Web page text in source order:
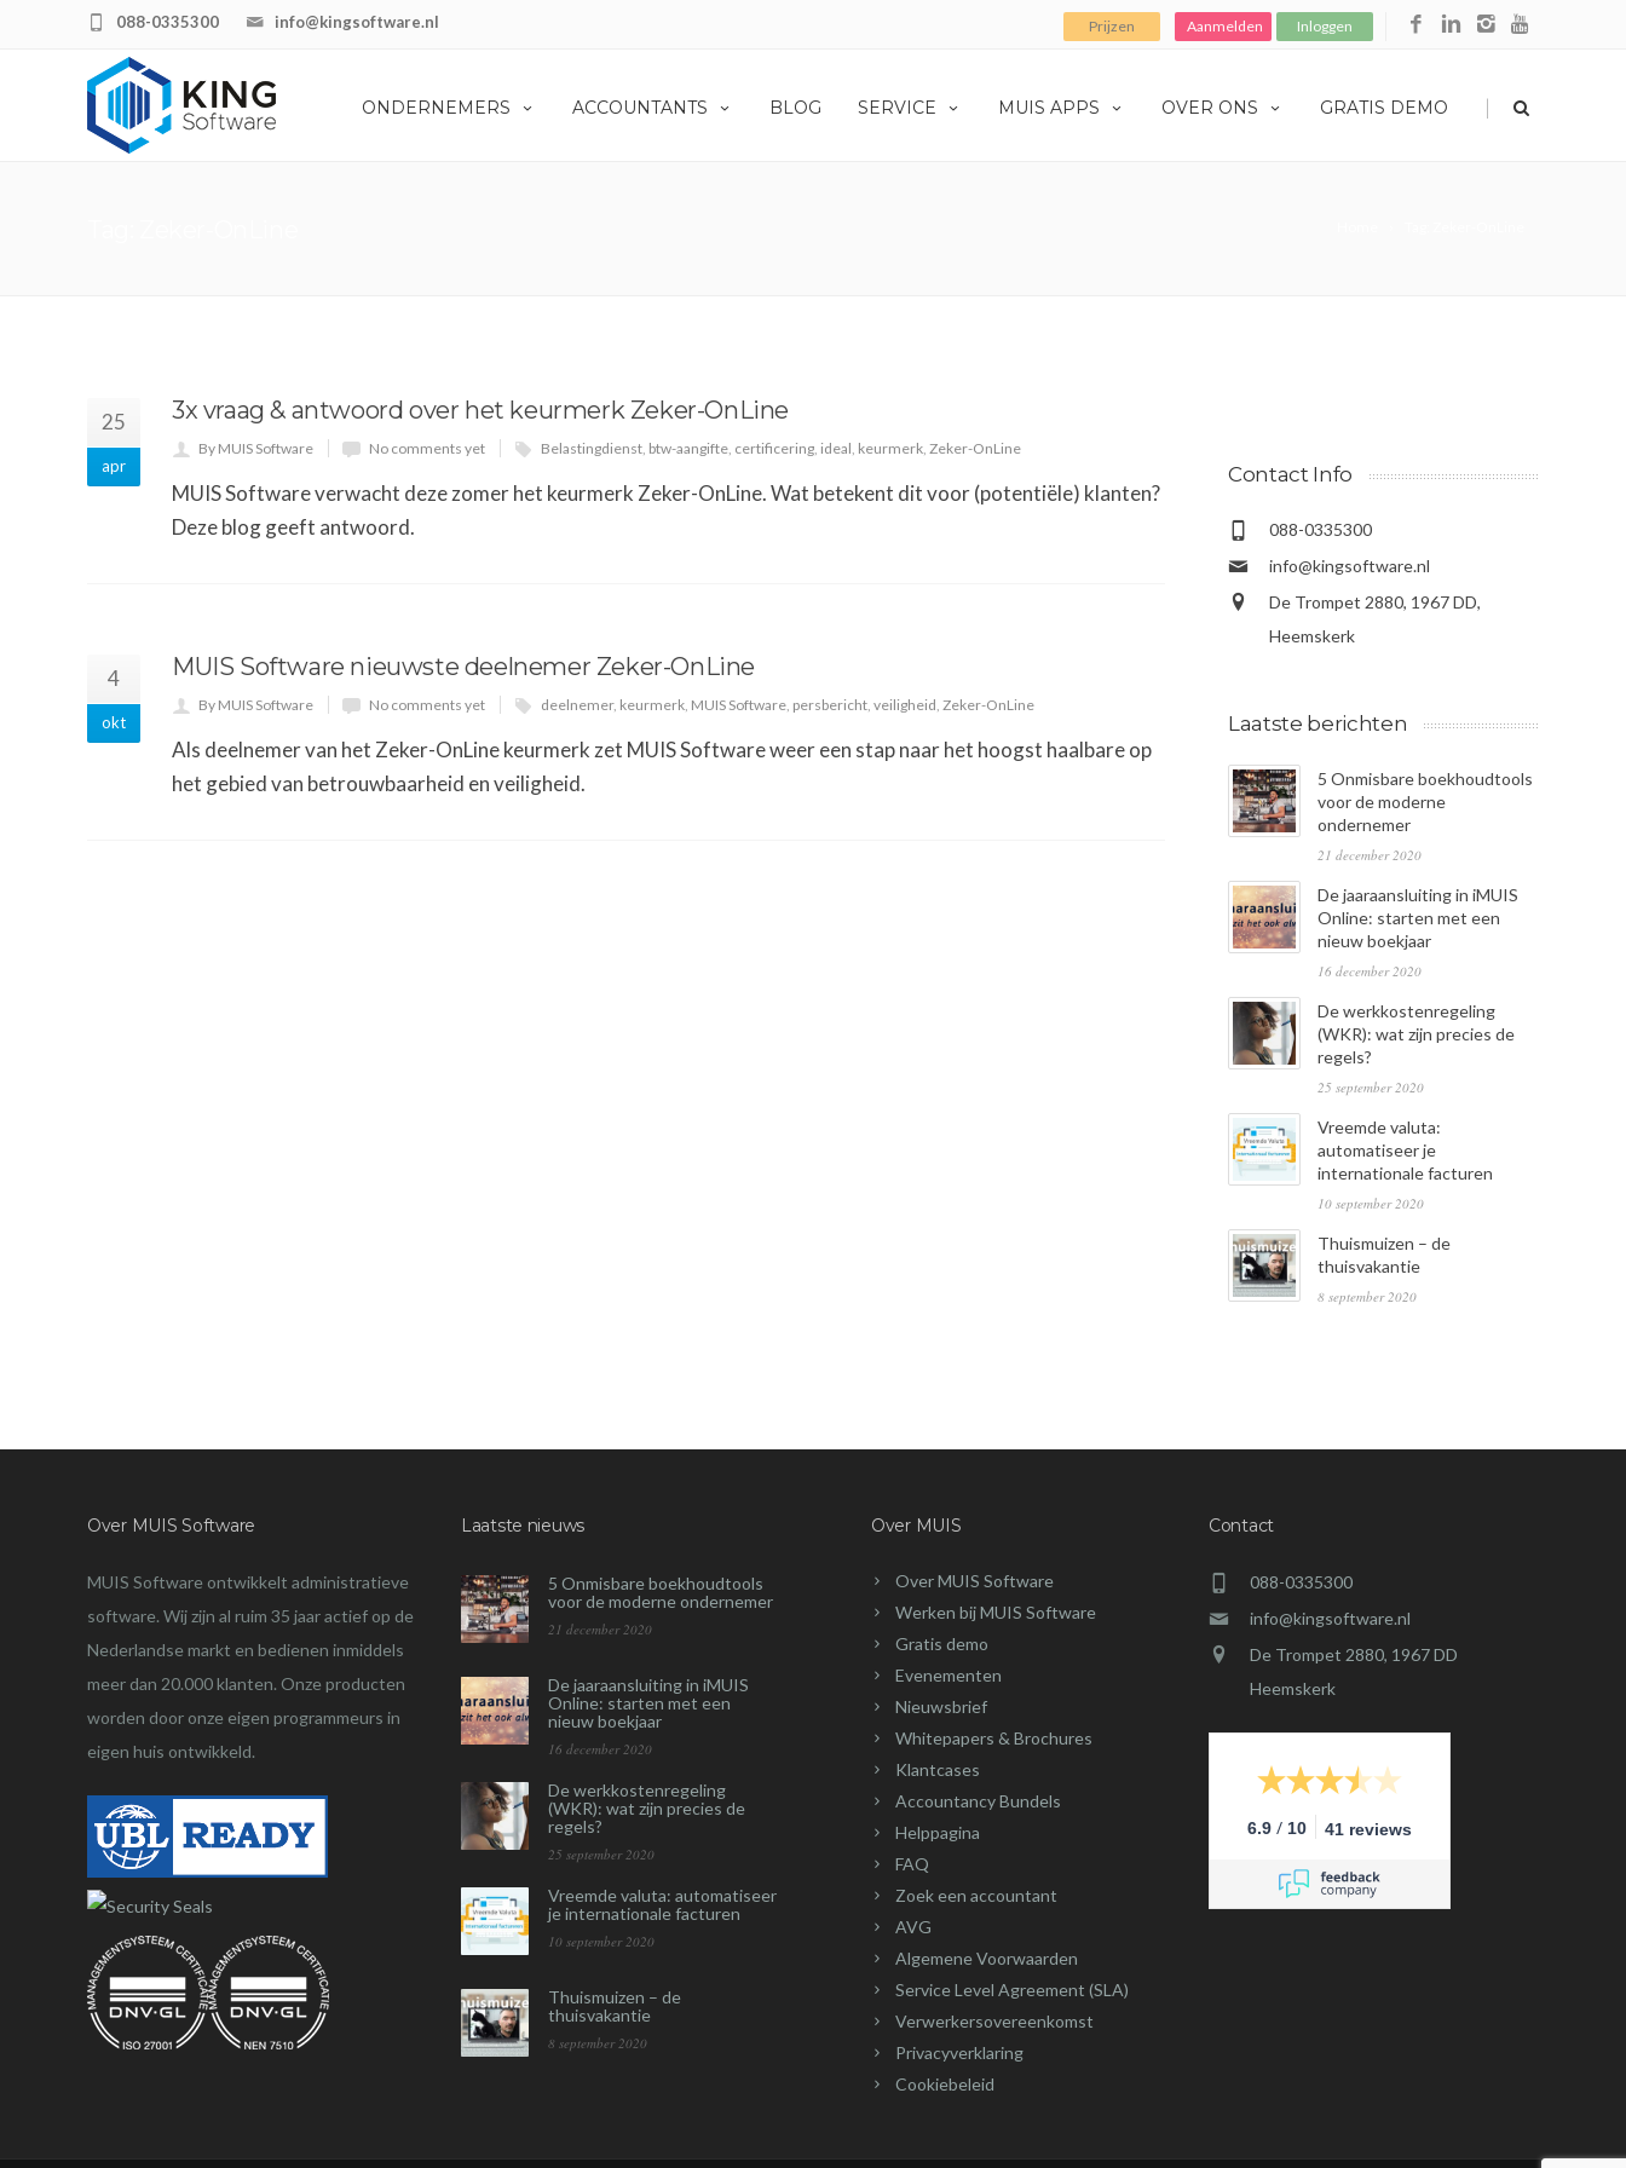
info@kingsoftware.nl
088-0335300 Prijzen Aanmelden Inloggen
ONDERNEMERS ACCOUNTANTS BLOG SERVICE MUIS APPS OVER ONS GRATIS DEMO |
25
apr
3x vraag & antwoord over het keurmerk Zeker-OnLine
By MUIS Software No comments yet Belastingdienst, btw-aangifte, certificering, ideal, keurmerk, Zeker-OnLine
MUIS Software verwacht deze zomer het keurmerk Zeker-OnLine. Wat betekent dit voor (potentiële) klanten?
Deze blog geeft antwoord.
4
okt
MUIS Software nieuwste deelnemer Zeker-OnLine
By MUIS Software No comments yet deelnemer, keurmerk, MUIS Software, persbericht, veiligheid, Zeker-OnLine
Als deelnemer van het Zeker-OnLine keurmerk zet MUIS Software weer een stap naar het hoogst haalbare op
het gebied van betrouwbaarheid en veiligheid.
Contact Info
088-0335300
info@kingsoftware.nl
De Trompet 2880, 1967 DD,
Heemskerk
Laatste berichten
5 Onmisbare boekhoudtools
voor de moderne
ondernemer
21 december 2020
De jaaraansluiting in iMUIS
Online: starten met een
nieuw boekjaar
16 december 2020
De werkkostenregeling
(WKR): wat zijn precies de
regels?
25 september 2020
Vreemde valuta:
automatiseer je
internationale facturen
10 september 2020
Thuismuizen – de
thuisvakantie
8 september 2020
Over MUIS Software
MUIS Software ontwikkelt administratieve
software. Wij zijn al ruim 35 jaar actief op de
Nederlandse markt en bedienen inmiddels
meer dan 20.000 klanten. Onze producten
worden door onze eigen programmeurs in
eigen huis ontwikkeld.
Laatste nieuws
5 Onmisbare boekhoudtools
voor de moderne ondernemer
21 december 2020
De jaaraansluiting in iMUIS
Online: starten met een
nieuw boekjaar
16 december 2020
De werkkostenregeling
(WKR): wat zijn precies de
regels?
25 september 2020
Vreemde valuta: automatiseer
je internationale facturen
10 september 2020
Thuismuizen – de
thuisvakantie
8 september 2020
Over MUIS
Over MUIS Software
Werken bij MUIS Software
Gratis demo
Evenementen
Nieuwsbrief
Whitepapers & Brochures
Klantcases
Accountancy Bundels
Helppagina
FAQ
Zoek een accountant
AVG
Algemene Voorwaarden
Service Level Agreement (SLA)
Verwerkersovereenkomst
Privacyverklaring
Cookiebeleid
Contact
088-0335300
info@kingsoftware.nl
De Trompet 2880, 1967 DD
Heemskerk
6.9 / 10 41 reviews